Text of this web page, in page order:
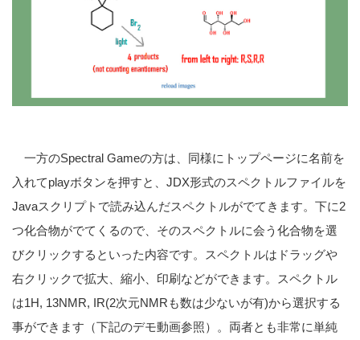
一方のSpectral Gameの方は、同様にトップページに名前を
入れてplayボタンを押すと、JDX形式のスペクトルファイルを
Javaスクリプトで読み込んだスペクトルがでてきます。下に2
つ化合物がでてくるので、そのスペクトルに会う化合物を選
びクリックするといった内容です。スペクトルはドラッグや
右クリックで拡大、縮小、印刷などができます。スペクトル
は1H, 13NMR, IR(2次元NMRも数は少ないが有)から選択する
事ができます（下記のデモ動画参照）。両者とも非常に単純